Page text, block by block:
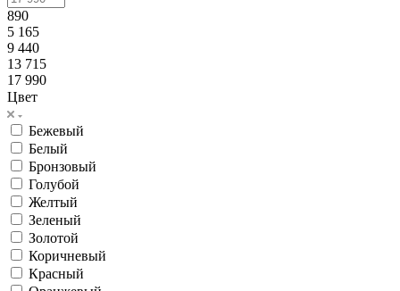
890
5 165
9 440
13 715
17 990
Цвет
Бежевый
Белый
Бронзовый
Голубой
Желтый
Зеленый
Золотой
Коричневый
Красный